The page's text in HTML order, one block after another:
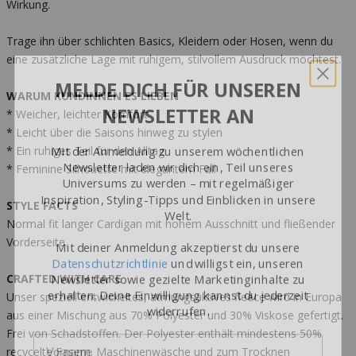
Wirkung.
Trage ihn über schlichten Basics, Kleidern oder Hosen, wenn du
eine zusätzliche Lage mit ruhigem, stilvollem Ausdruck möchtest.
WARUM KUNDINNEN ES LIEBEN
* Weicher, leichter Komfort
* Leicht über die Saisons hinweg zu stylen
* Ein ruhiges Teil für den Alltag
* Feminine Silhouette mit elegantem Fall
STYLE FACTS
Normal fit langer Cardigan mit hohem Ausschnitt und fließender
Vorderseite.
CRAFTED WITH CARE
Unser speziell entwickeltes, atmungsaktives fleece wird in Europa
aus einer Mischung aus 70% Polyester und 30% Viskose gefertigt.
Frei von Schadstoffen. Der Polyester enthält mindestens 50%
recycelte Fasern. Maschinenwäsche und zum Trocknen
MELDE DICH FÜR UNSEREN
NEWSLETTER AN
Mit der Anmeldung zu unserem wöchentlichen
Newsletter laden wir dich ein, Teil unseres
Universums zu werden – mit regelmäßiger
Inspiration, Styling-Tipps und Einblicken in unsere
Welt.
Mit deiner Anmeldung akzeptierst du unsere
Datenschutzrichtlinieund willigst ein, unseren
Newsletter sowie gezielte Marketinginhalte zu
erhalten. Deine Einwilligung kannst du jederzeit
widerrufen.